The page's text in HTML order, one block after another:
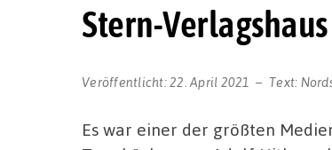
Stern-Verlagshaus
Veröffentlicht:22. April 2021 Text:
Es war einer der größten